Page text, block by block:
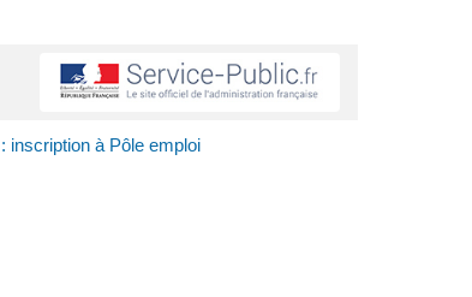
inscription à Pôle emploi